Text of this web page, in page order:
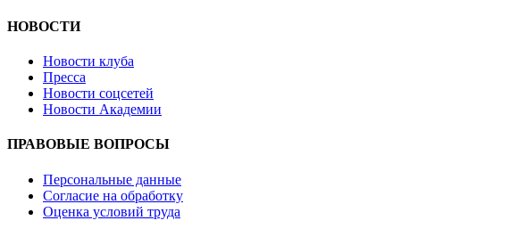
НОВОСТИ
Новости клуба
Пресса
Новости соцсетей
Новости Академии
ПРАВОВЫЕ ВОПРОСЫ
Персональные данные
Согласие на обработку
Оценка условий труда